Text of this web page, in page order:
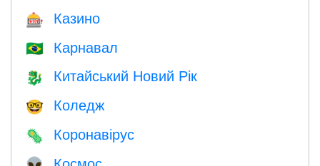
🎰 Казино
🇧🇷 Карнавал
🐉 Китайський Новий Рік
🤓 Коледж
🦠 Коронавірус